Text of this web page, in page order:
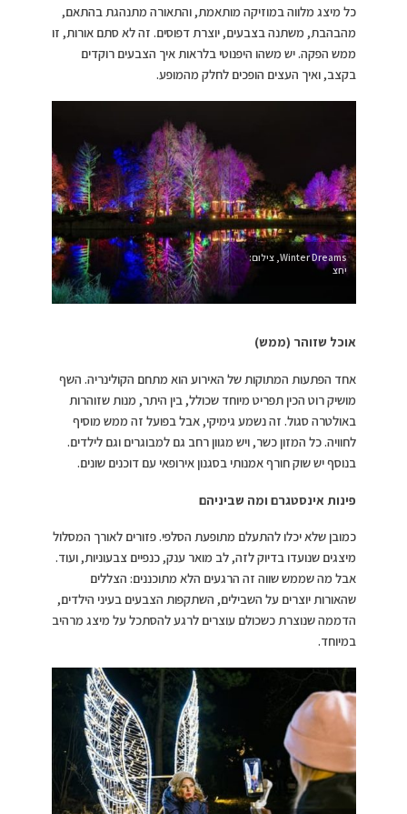
כל מיצג מלווה במוזיקה מותאמת, והתאורה מתנהגת בהתאם,
מהבהבת, משתנה בצבעים, יוצרת דפוסים. זה לא סתם אורות, זו
ממש הפקה. יש משהו היפנוטי בלראות איך הצבעים רוקדים
בקצב, ואיך העצים הופכים לחלק מהמופע.
Winter Dreams, צילום:
יחצ
אוכל שזוהר (ממש)
אחד הפתעות המתוקות של האירוע הוא מתחם הקולינריה. השף
מושיק רוט הכין תפריט מיוחד שכולל, בין היתר, מנות שזוהרות
באולטרה סגול. זה נשמע גימיקי, אבל בפועל זה ממש מוסיף
לחוויה. כל המזון כשר, ויש מגוון רחב גם למבוגרים וגם לילדים.
בנוסף יש שוק חורף אמנותי בסגנון אירופאי עם דוכנים שונים.
פינות אינסטגרם ומה שביניהם
כמובן שלא יכלו להתעלם מתופעת הסלפי. פזורים לאורך המסלול
מיצגים שנועדו בדיוק לזה, לב מואר ענק, כנפיים צבעוניות, ועוד.
אבל מה שממש שווה זה הרגעים הלא מתוכננים: הצללים
שהאורות יוצרים על השבילים, השתקפות הצבעים בעיני הילדים,
הדממה שנוצרת כשכולם עוצרים לרגע להסתכל על מיצג מרהיב
במיוחד.